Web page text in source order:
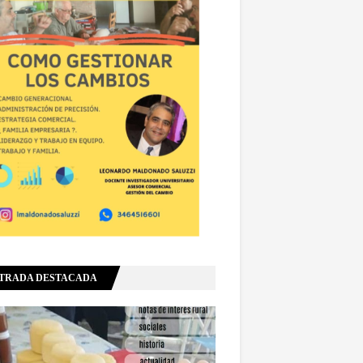
DESTACADA